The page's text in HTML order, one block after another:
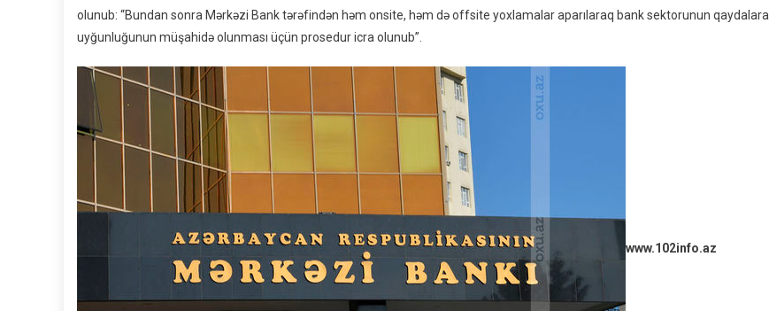
olunub: “Bundan sonra Mərkəzi Bank tərəfindən həm onsite, həm də offsite yoxlamalar aparılaraq bank sektorunun qaydalara
uyğunluğunun müşahidə olunması üçün prosedur icra olunub”.
www.102info.az